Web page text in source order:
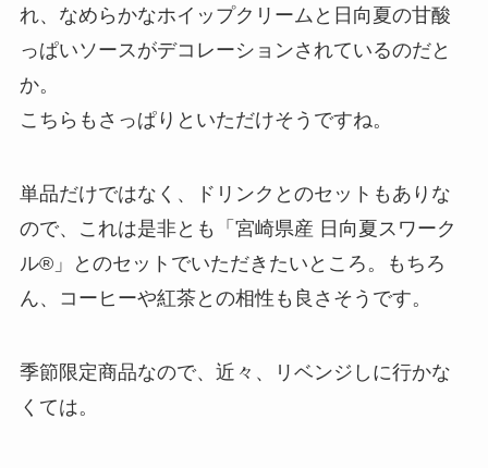
れ、なめらかなホイップクリームと日向夏の甘酸
っぱいソースがデコレーションされているのだと
か。
こちらもさっぱりといただけそうですね。
単品だけではなく、ドリンクとのセットもありな
ので、これは是非とも「宮崎県産 日向夏スワーク
ル®」とのセットでいただきたいところ。もちろ
ん、コーヒーや紅茶との相性も良さそうです。
季節限定商品なので、近々、リベンジしに行かな
くては。